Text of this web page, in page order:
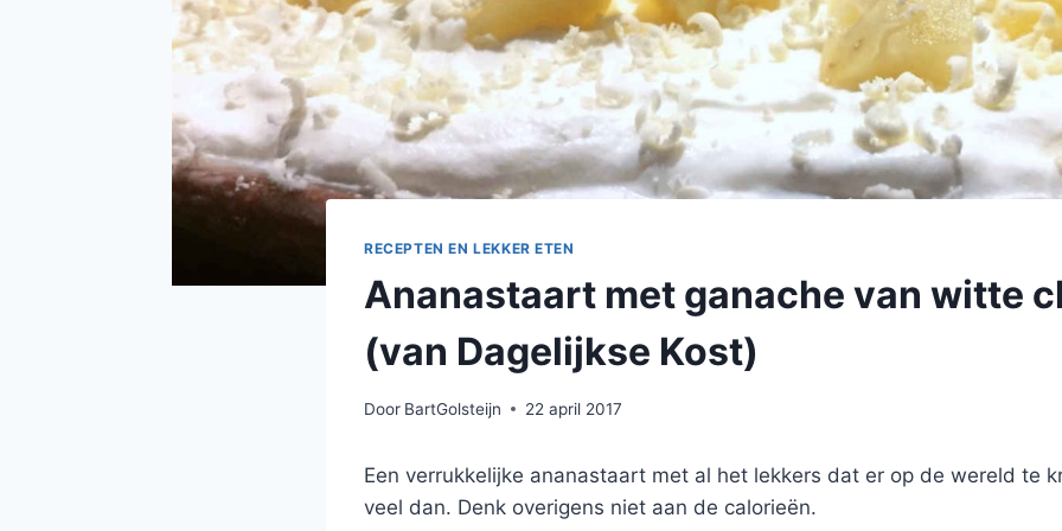
RECEPTEN EN LEKKER ETEN
Ananastaart met ganache van witte
(van Dagelijkse Kost)
Door BartGolsteijn 22 april 2017
Een verrukkelijke ananastaart met al het lekkers dat er op de wereld te
veel dan. Denk overigens niet aan de calorieën.